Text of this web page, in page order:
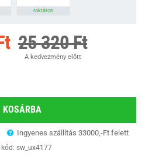
raktáron
25 320 Ft
A kedvezmény előtt
KOSÁRBA
Ingyenes szállítás 33000,-Ft felett
sw_ux4177